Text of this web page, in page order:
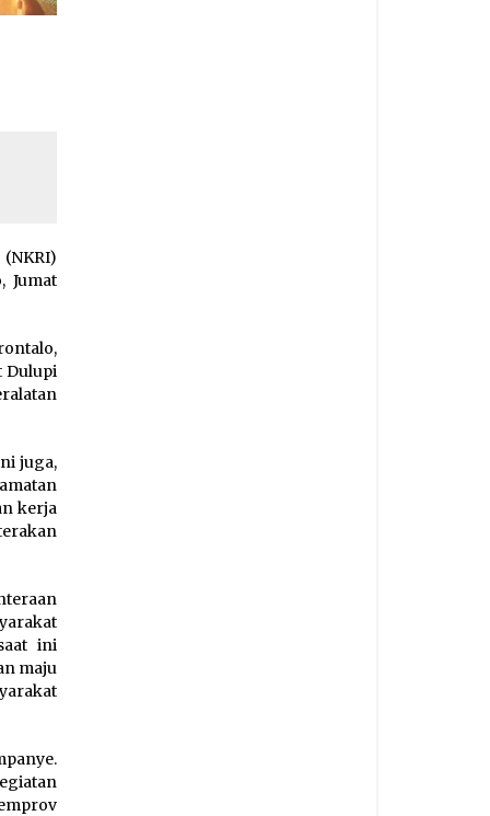
Jumat
Dulupi
juga,
kerja
ini
maju